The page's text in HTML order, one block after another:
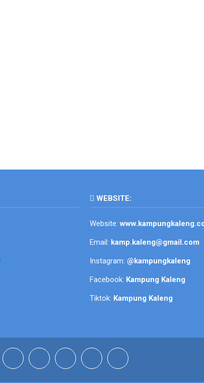
WEBSITE:
Website:
Email: kamp.kaleng@gmail.com
Instagram:@kampungkaleng
Facebook: Kampung Kaleng
Tiktok: Kampung Kaleng